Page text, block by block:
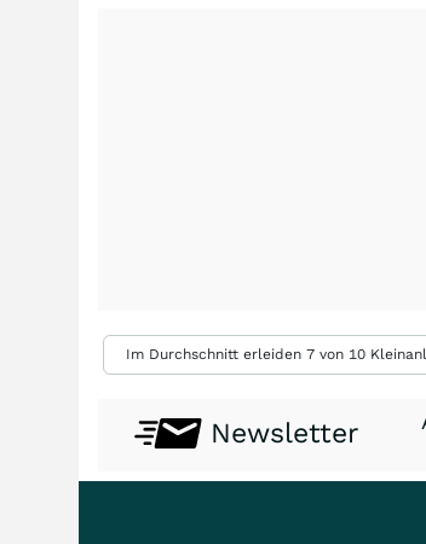
Im Durchschnitt erleiden 7 von 10
Newsletter